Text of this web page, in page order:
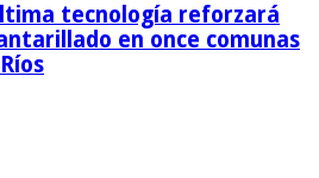
tecnología reforzará
en once comunas